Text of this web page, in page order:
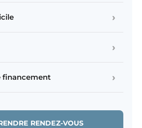
›
›
financement ›
RENDEZ-VOUS